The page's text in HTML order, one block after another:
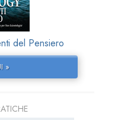
del Pensiero
»